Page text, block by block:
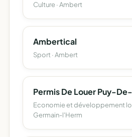
Culture · Ambert
Ambertical
Sport · Ambert
Permis De Louer Puy-
Economie et développement
Germain-l'Herm